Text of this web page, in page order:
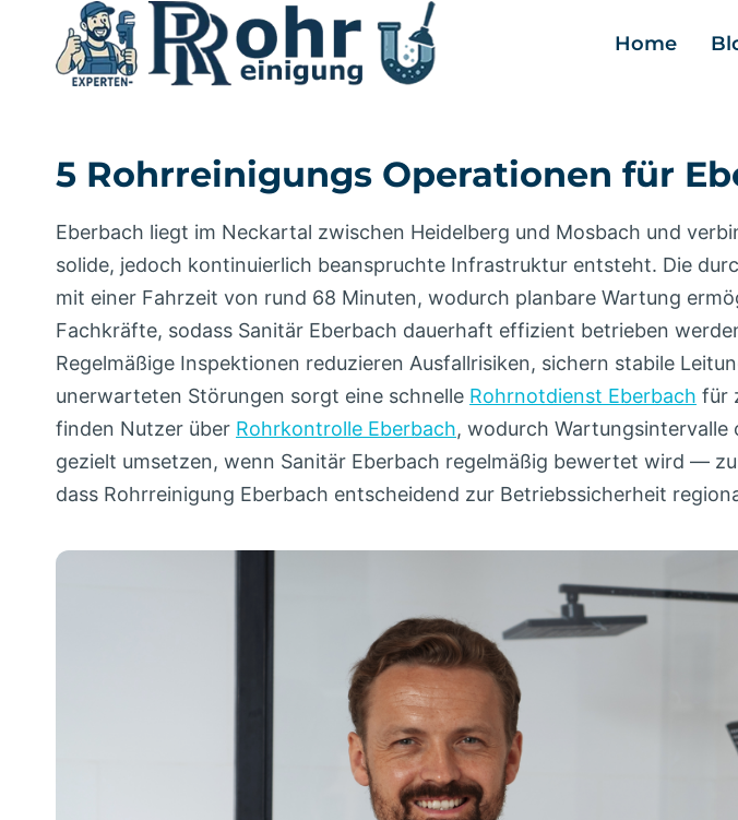
springen
Home
5 Rohrreinigungs Operationen für
Eberbach liegt im Neckartal zwischen Heidelberg und Mosbach und
solide, jedoch kontinuierlich beanspruchte Infrastruktur entsteht. Die
mit einer Fahrzeit von rund 68 Minuten, wodurch planbare Wartung
Fachkräfte, sodass Sanitär Eberbach dauerhaft effizient betrieben
Regelmäßige Inspektionen reduzieren Ausfallrisiken, sichern stabile
unerwarteten Störungen sorgt eine schnelle Rohrnotdienst Eberbach für
finden Nutzer über Rohrkontrolle Eberbach, wodurch Wartungsintervalle
gezielt umsetzen, wenn Sanitär Eberbach regelmäßig bewertet wird —
dass Rohrreinigung Eberbach entscheidend zur Betriebssicherheit